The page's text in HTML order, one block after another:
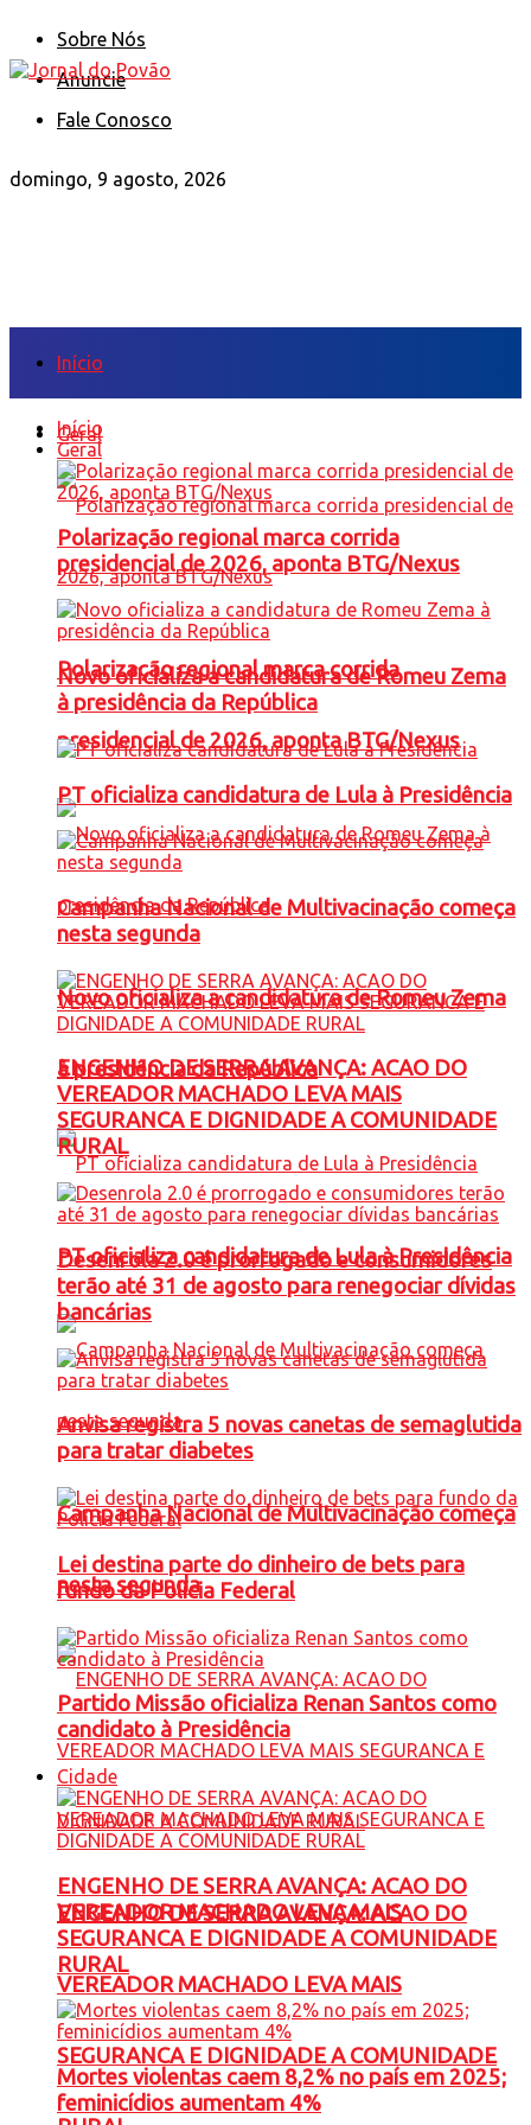
Sobre Nós
Anuncie
Fale Conosco
domingo, 9 agosto, 2026
Início
Geral
Polarização regional marca corrida
presidencial de 2026, aponta BTG/Nexus
Novo oficializa a candidatura de Romeu Zema
à presidência da República
PT oficializa candidatura de Lula à Presidência
Campanha Nacional de Multivacinação começa
nesta segunda
ENGENHO DE SERRA AVANÇA: ACAO DO
VEREADOR MACHADO LEVA MAIS
SEGURANCA E DIGNIDADE A COMUNIDADE
Início
Geral
Polarização regional marca corrida
presidencial de 2026, aponta BTG/Nexus
Novo oficializa a candidatura de Romeu Zema
à presidência da República
PT oficializa candidatura de Lula à Presidência
Campanha Nacional de Multivacinação começa
nesta segunda
ENGENHO DE SERRA AVANÇA: ACAO DO
VEREADOR MACHADO LEVA MAIS
SEGURANCA E DIGNIDADE A COMUNIDADE
RURAL
Desenrola 2.0 é prorrogado e consumidores
terão até 31 de agosto para renegociar dívidas
bancárias
Anvisa registra 5 novas canetas de semaglutida
para tratar diabetes
Lei destina parte do dinheiro de bets para
fundo da Polícia Federal
Partido Missão oficializa Renan Santos como
candidato à Presidência
Cidade
ENGENHO DE SERRA AVANÇA: ACAO DO
VEREADOR MACHADO LEVA MAIS
SEGURANCA E DIGNIDADE A COMUNIDADE
RURAL
Mortes violentas caem 8,2% no país em 2025;
feminicídios aumentam 4%